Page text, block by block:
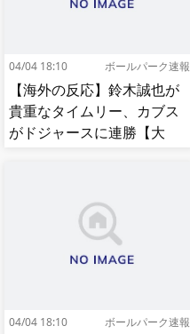
04/04 18:10 ボールパーク速報
【海外の反応】鈴木誠也が
貴重なタイムリー、カブス
がドジャースに連勝【大
04/04 18:10 ボールパーク速報